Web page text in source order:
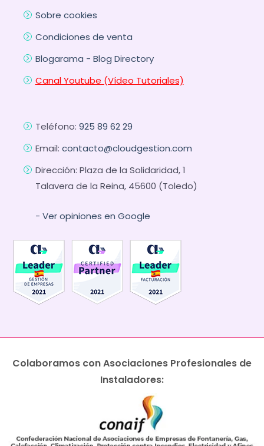
Sobre cookies
Condiciones de venta
Blogarama - Blog Directory
Canal Youtube (Vídeo Tutoriales)
Teléfono: 925 89 62 29
Email: contacto@cloudgestion.com
Dirección: Plaza de la Solidaridad, 1
Talavera de la Reina, 45600 (Toledo)
- Ver opiniones en Google
Colaboramos con Asociaciones Profesionales de
Instaladores: